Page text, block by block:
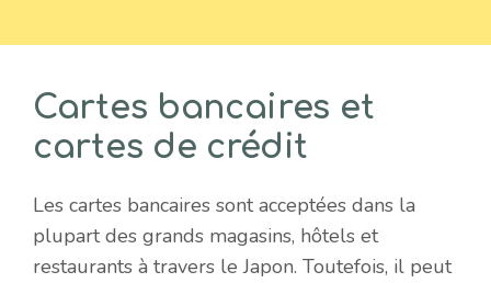
Cartes bancaires et
cartes de crédit
Les cartes bancaires sont acceptées dans la
plupart des grands magasins, hôtels et
restaurants à travers le Japon. Toutefois, il peut